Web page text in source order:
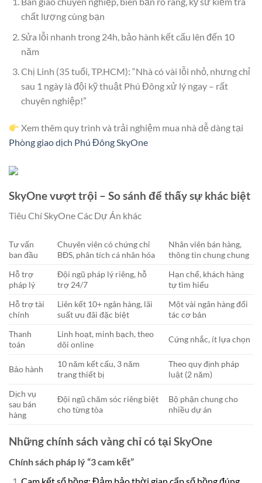
chất lượng cùng bạn
Sửa lỗi nhanh trong 24h, bảo hành kết cấu lên đến 10
năm
Chị Linh (35 tuổi, TP.HCM): “Nhà có vài lỗi nhỏ, nhưng chỉ
sau 1 ngày là đội kỹ thuật Phú Đông xử lý ngay – rất
chuyên nghiệp!”
Xem thêm quy trình và trải nghiệm mua nhà dễ dàng tại
Phòng giao dịch Phú Đông SkyOne
SkyOne vượt trội – So sánh để thấy sự khác biệt
Tiêu Chí SkyOne Các Dự Án khác
Tư vấn
ban đầu
Chuyên viên có chứng chỉ
BĐS, phân tích cá nhân hóa
Nhân viên bán hàng,
thông tin chung chung
Hỗ trợ
pháp lý
Đội ngũ pháp lý riêng, hỗ
trợ 24/7
Hạn chế, khách hàng
tự tìm hiểu
Hỗ trợ tài
chính
Liên kết 10+ ngân hàng, lãi
suất ưu đãi đặc biệt
Một vài ngân hàng đối
tác cơ bản
Thanh
toán
Linh hoạt, minh bạch, theo
dõi online
Cứng nhắc, ít lựa chọn
Bảo hành
10 năm kết cấu, 3 năm
trang thiết bị
Theo quy định pháp
luật (2 năm)
Dịch vụ
sau bán
hàng
Đội ngũ chăm sóc riêng biệt
cho từng tòa
Bộ phận chung cho
nhiều dự án
Những chính sách vàng chỉ có tại SkyOne
Chính sách pháp lý “3 cam kết”
Cam kết sổ hồng: Đảm bảo thời gian cấp sổ hồng đúng